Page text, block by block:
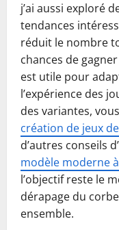
j’ai aussi exploré
tendances
réduit le nombre
chances de
est utile pour
l’expérience des
des variantes,
création de jeux
d’autres conseils
modèle moderne
l’objectif reste le
dérapage du
ensemble.